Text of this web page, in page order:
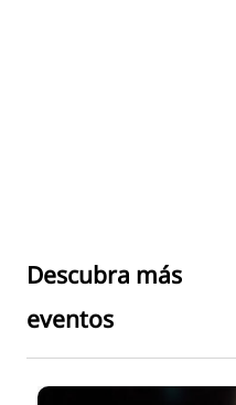
Descubra más
eventos